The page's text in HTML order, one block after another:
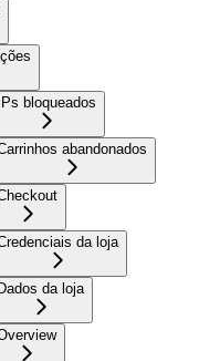
IPs bloqueados
abandonados
da loja
Dados da loja